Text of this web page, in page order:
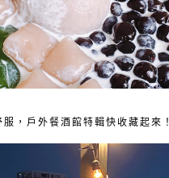
，戶外餐酒館特輯快收藏起來！